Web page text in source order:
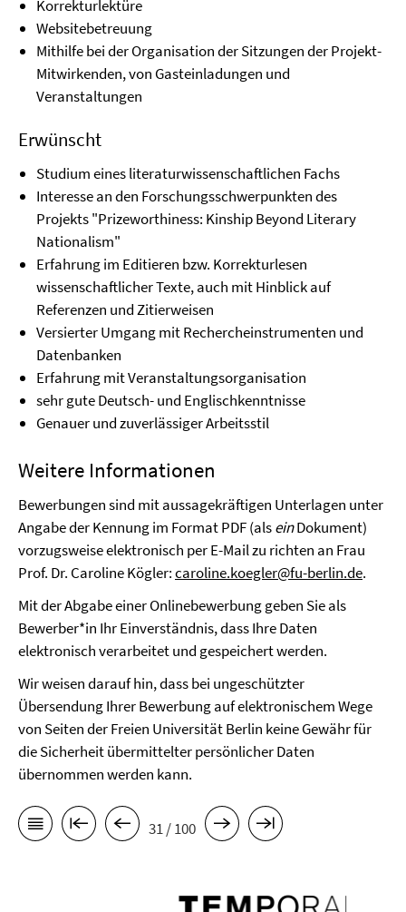
Korrekturlektüre
Websitebetreuung
Mithilfe bei der Organisation der Sitzungen der Projekt-
Mitwirkenden, von Gasteinladungen und
Veranstaltungen
Erwünscht
Studium eines literaturwissenschaftlichen Fachs
Interesse an den Forschungsschwerpunkten des
Projekts "Prizeworthiness: Kinship Beyond Literary
Nationalism"
Erfahrung im Editieren bzw. Korrekturlesen
wissenschaftlicher Texte, auch mit Hinblick auf
Referenzen und Zitierweisen
Versierter Umgang mit Rechercheinstrumenten und
Datenbanken
Erfahrung mit Veranstaltungsorganisation
sehr gute Deutsch- und Englischkenntnisse
Genauer und zuverlässiger Arbeitsstil
Weitere Informationen
Bewerbungen sind mit aussagekräftigen Unterlagen unter
Angabe der Kennung im Format PDF (alseinDokument)
vorzugsweise elektronisch per E-Mail zu richten an Frau
Prof. Dr. Caroline Kögler:caroline.koegler@fu-berlin.de.
Mit der Abgabe einer Onlinebewerbung geben Sie als
Bewerber*in Ihr Einverständnis, dass Ihre Daten
elektronisch verarbeitet und gespeichert werden.
Wir weisen darauf hin, dass bei ungeschützter
Übersendung Ihrer Bewerbung auf elektronischem Wege
von Seiten der Freien Universität Berlin keine Gewähr für
die Sicherheit übermittelter persönlicher Daten
übernommen werden kann.
31 / 100